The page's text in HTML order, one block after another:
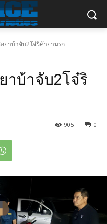
ยาบ้าจับ2โจ๋ริค้ายานรก
าบ้าจับ2โจ๋ริ
0
905